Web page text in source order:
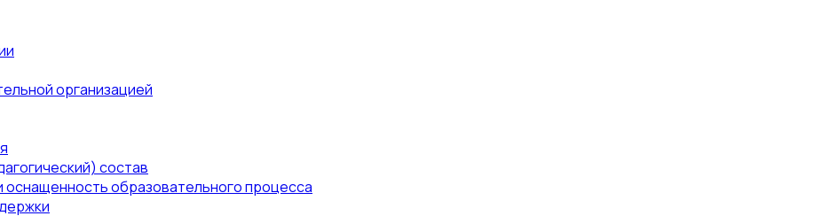
организацией
состав
образовательного процесса